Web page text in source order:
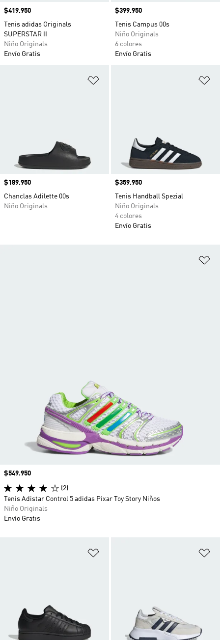
Precio
$419.950
Tenis adidas Originals
SUPERSTAR II
Niño Originals
Envío Gratis
Precio
$399.950
Tenis Campus 00s
Niño Originals
6 colores
Envío Gratis
Precio
$189.950
Chanclas Adilette 00s
Niño Originals
Precio
$359.950
Tenis Handball Spezial
Niño Originals
4 colores
Envío Gratis
Precio
$549.950
(2)
Tenis Adistar Control 5 adidas Pixar Toy Story Niños
Niño Originals
Envío Gratis